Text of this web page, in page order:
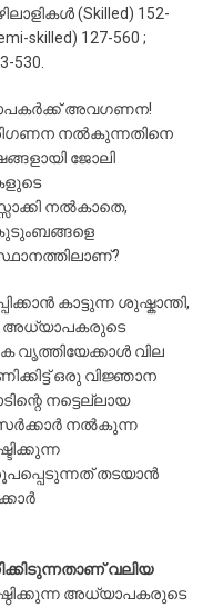
(Skilled) 152-
skilled) 127-560 ;
530.
അവഗണന!
നൽകുന്നതിനെ
ജോലി
നൽകാതെ,
കാട്ടുന്ന ശുഷ്കാന്തി,
അധ്യാപകരുടെ
വൃത്തിയേക്കാൾ വില
ഒരു വിജ്ഞാന
നട്ടെല്ലായ
നൽകുന്ന
തടയാൻ
വലിയ
അധ്യാപകരുടെ